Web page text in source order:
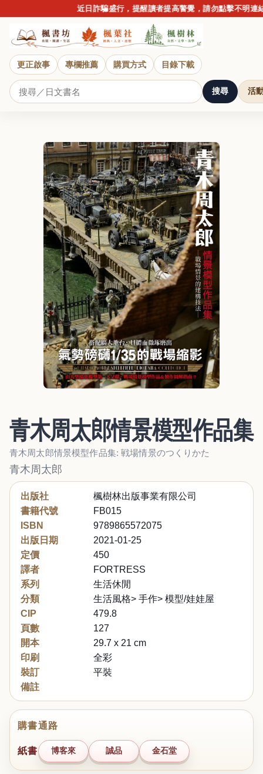
近日詐騙盛行，提醒讀者提高警覺，請勿點擊不明連結
更正啟事 專欄推薦 購買方式 目錄下載
搜尋 活
青木周太郎情景模型作品集
青木周太郎情景模型作品集: 戦場情景のつくりかた
青木周太郎
出版社
楓樹林出版事業有限公司
書籍代號
FB015
ISBN
9789865572075
出版日期
2021-01-25
定價
450
譯者
FORTRESS
系列
生活休閒
分類
生活風格> 手作> 模型/娃娃屋
CIP
479.8
頁數
127
開本
29.7 x 21 cm
印刷
全彩
裝訂
平裝
備註
購書通路
紙書 博客來 誠品 金石堂